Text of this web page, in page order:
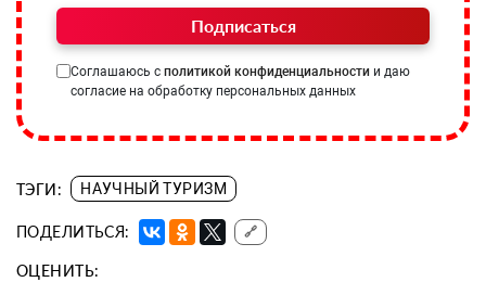
Подписаться
Соглашаюсь с политикой конфиденциальности и даю
согласие на обработку персональных данных
ТЭГИ: НАУЧНЫЙ ТУРИЗМ
ПОДЕЛИТЬСЯ: 🔗
ОЦЕНИТЬ: